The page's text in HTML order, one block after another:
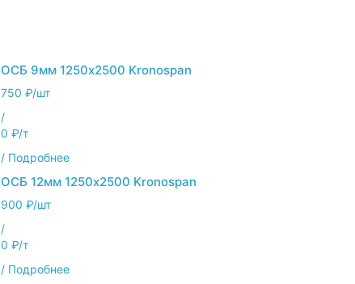
ОСБ 9мм 1250х2500 Kronospan
750 ₽/шт
/
0 ₽/т
/ Подробнее
ОСБ 12мм 1250х2500 Kronospan
900 ₽/шт
/
0 ₽/т
/ Подробнее